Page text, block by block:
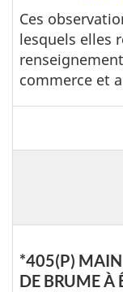
Ces
lesquels elles
commerce et
*405(P)
DE BRUME À